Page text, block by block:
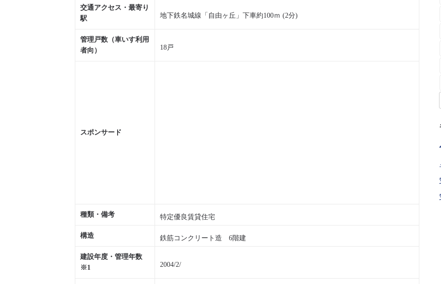
交通アクセス・最寄り
駅
地下鉄名城線「自由ヶ丘」下車約100ｍ (2分)
管理戸数（車いす利用
者向）
18戸
スポンサード
種類・備考 特定優良賃貸住宅
構造 鉄筋コンクリート造 6階建
建設年度・管理年数
※1
2004/2/